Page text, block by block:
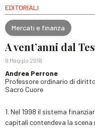
EDITORIALI
Mercati e finanza
A vent’anni dal
9 Maggio 2018
Andrea Perrone
Professore ordinario di
Sacro Cuore
1. Nel 1998 il sistema
capitali contendeva la